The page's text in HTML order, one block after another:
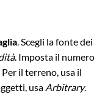
. Scegli la fonte dei
. Imposta il numero
il terreno, usa il
usa Arbitrary.